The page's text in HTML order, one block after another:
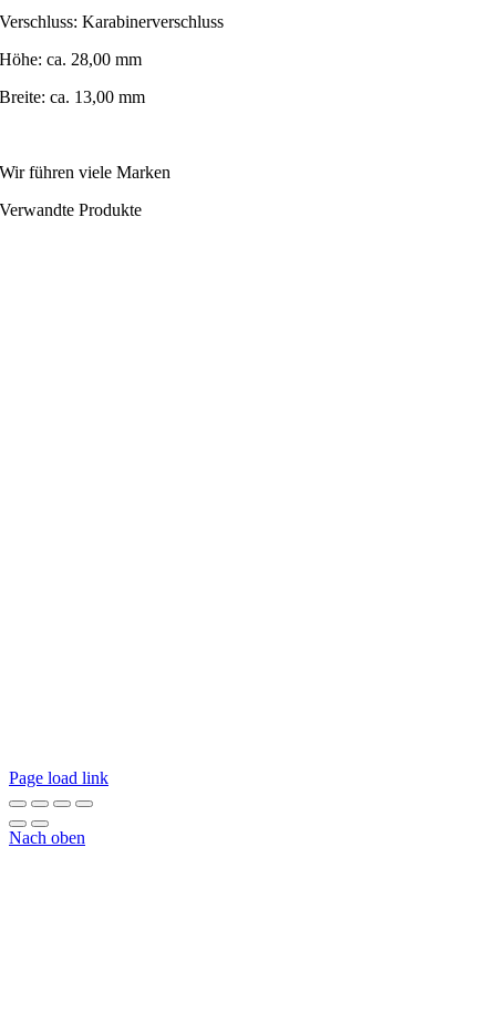
Verschluss: Karabinerverschluss
Höhe: ca. 28,00 mm
Breite: ca. 13,00 mm
Wir führen viele Marken
Verwandte Produkte
Page load link
Nach oben